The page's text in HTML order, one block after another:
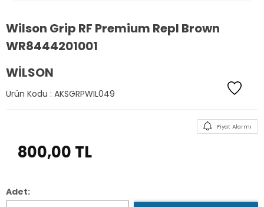
Wilson Grip RF Premium Repl Brown
WR8444201001
WILSON
Ürün Kodu : AKSGRPWIL049
Fiyat Alarmı
800,00 TL
Adet: